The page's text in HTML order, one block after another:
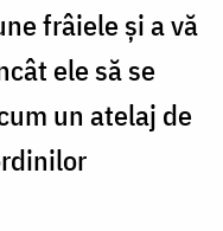
frâiele şi a vă
ele să se
un atelaj de